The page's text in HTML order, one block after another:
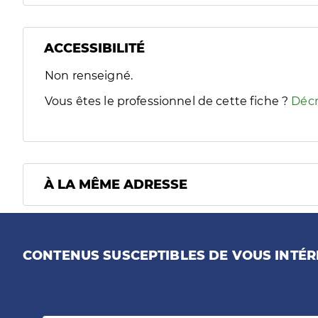
ACCESSIBILITÉ
Filtres
Sélectionnez un ou plusieurs handicaps/besoins
Non renseigné.
Vous êtes le professionnel de cette fiche ?
À LA MÊME ADRESSE
CONTENUS SUSCEPTIBLES DE VOUS